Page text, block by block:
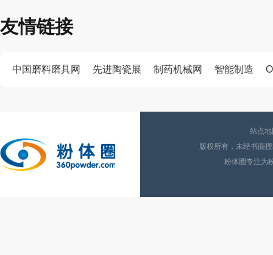
友情链接
中国磨料磨具网 先进陶瓷展 制药机械网 智能制造
站点
版权所有，未经书面
粉体圈专注为